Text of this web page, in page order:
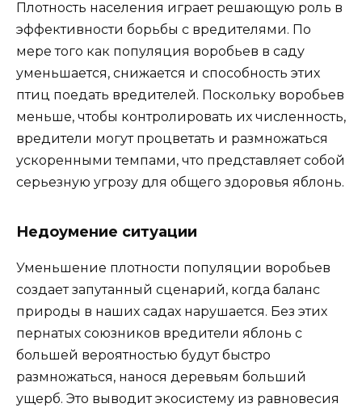
Плотность населения играет решающую роль в
эффективности борьбы с вредителями. По
мере того как популяция воробьев в саду
уменьшается, снижается и способность этих
птиц поедать вредителей. Поскольку воробьев
меньше, чтобы контролировать их численность,
вредители могут процветать и размножаться
ускоренными темпами, что представляет собой
серьезную угрозу для общего здоровья яблонь.
Недоумение ситуации
Уменьшение плотности популяции воробьев
создает запутанный сценарий, когда баланс
природы в наших садах нарушается. Без этих
пернатых союзников вредители яблонь с
большей вероятностью будут быстро
размножаться, нанося деревьям больший
ущерб. Это выводит экосистему из равновесия